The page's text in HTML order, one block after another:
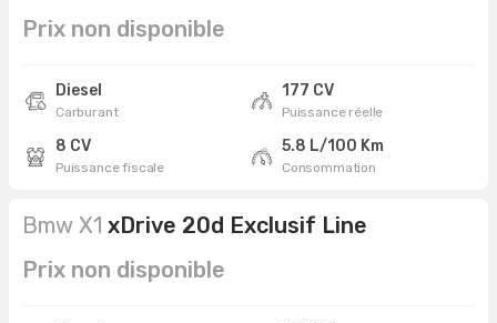
Prix non disponible
Diesel
Carburant
177 CV
Puissance réelle
8 CV
Puissance fiscale
5.8 L/100 Km
Consommation
Bmw X1 xDrive 20d Exclusif Line
Prix non disponible